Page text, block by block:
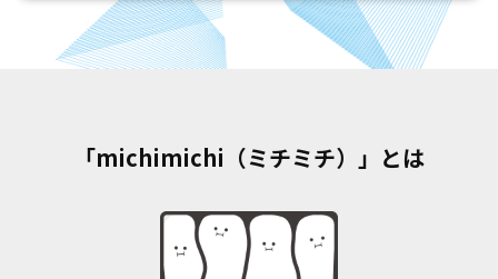
「michimichi（ミチミチ）」とは